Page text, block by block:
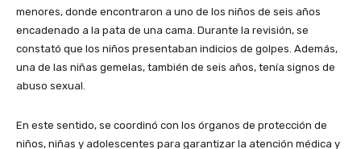
menores, donde encontraron a uno de los niños de seis años
encadenado a la pata de una cama. Durante la revisión, se
constató que los niños presentaban indicios de golpes. Además,
una de las niñas gemelas, también de seis años, tenía signos de
abuso sexual.
En este sentido, se coordinó con los órganos de protección de
niños, niñas y adolescentes para garantizar la atención médica y